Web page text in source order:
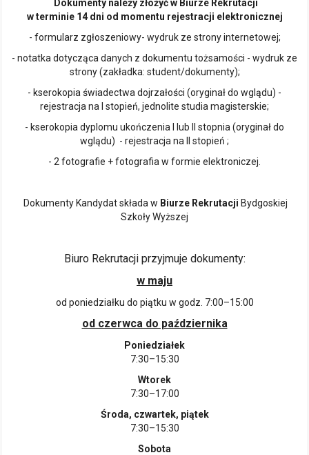
Dokumenty należy złożyć w Biurze Rekrutacji
w terminie 14 dni od momentu rejestracji elektronicznej
- formularz zgłoszeniowy- wydruk ze strony internetowej;
- notatka dotycząca danych z dokumentu tożsamości - wydruk ze
strony (zakładka: student/dokumenty);
- kserokopia świadectwa dojrzałości (oryginał do wglądu) -
rejestracja na I stopień, jednolite studia magisterskie;
- kserokopia dyplomu ukończenia I lub II stopnia (oryginał do
wglądu) - rejestracja na II stopień ;
- 2 fotografie + fotografia w formie elektroniczej.
Dokumenty Kandydat składa w Biurze Rekrutacji Bydgoskiej
Szkoły Wyższej
Biuro Rekrutacji przyjmuje dokumenty:
w maju
od poniedziałku do piątku w godz. 7:00–15:00
od czerwca do października
Poniedziałek
7:30–15:30
Wtorek
7:30–17:00
Środa, czwartek, piątek
7:30–15:30
Sobota